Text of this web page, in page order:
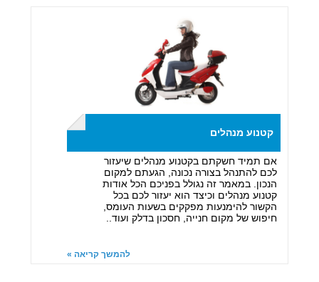
קטנוע מנהלים
אם תמיד חשקתם בקטנוע מנהלים שיעזור
לכם להתנהל בצורה נכונה, הגעתם למקום
הנכון. במאמר זה נגולל בפניכם הכל אודות
קטנוע מנהלים וכיצד הוא יעזור לכם בכל
הקשור להימנעות מפקקים בשעות העומס,
חיפוש של מקום חנייה, חסכון בדלק ועוד..
להמשך קריאה »